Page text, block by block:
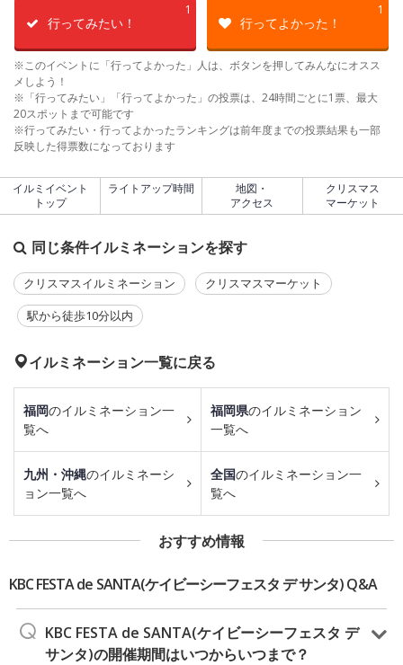
1
行ってみたい！
1
行ってよかった！
※このイベントに「行ってよかった」人は、ボタンを押してみんなにオスス
メしよう！
※「行ってみたい」「行ってよかった」の投票は、24時間ごとに1票、最大
20スポットまで可能です
※行ってみたい・行ってよかったランキングは前年度までの投票結果も一部
反映した得票数になっております
イルミイベント
トップ
ライトアップ時間
地図・
アクセス
クリスマス
マーケット
同じ条件イルミネーションを探す
クリスマスイルミネーション
クリスマスマーケット
駅から徒歩10分以内
イルミネーション一覧に戻る
福岡のイルミネーション一
覧へ
福岡県のイルミネーション
一覧へ
九州・沖縄のイルミネーシ
ョン一覧へ
全国のイルミネーション一
覧へ
おすすめ情報
KBC FESTA de SANTA(ケイビーシーフェスタ デ サンタ) Q&A
KBC FESTA de SANTA(ケイビーシーフェスタ デ
サンタ)の開催期間はいつからいつまで？